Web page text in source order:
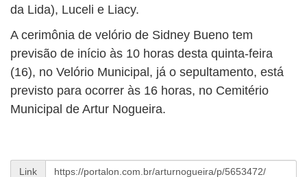
da Lida), Luceli e Liacy.
A cerimônia de velório de Sidney Bueno tem
previsão de início às 10 horas desta quinta-feira
(16), no Velório Municipal, já o sepultamento, está
previsto para ocorrer às 16 horas, no Cemitério
Municipal de Artur Nogueira.
Link